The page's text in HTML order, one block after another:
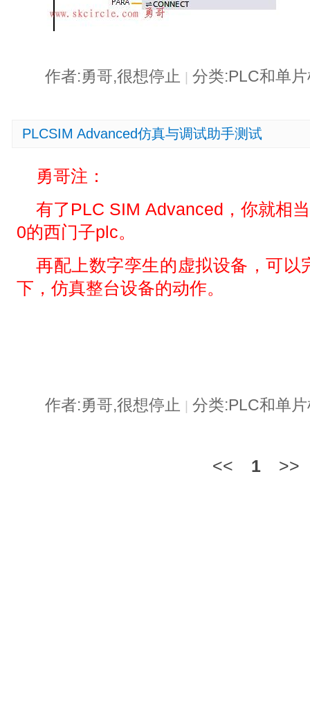
作者:勇哥,很想停止 | 分类:PLC和单
PLCSIM Advanced仿真与调试助手测试
勇哥注：
有了PLC SIM Advanced，你就相
0的西门子plc。
再配上数字孪生的虚拟设备，可以
下，仿真整台设备的动作。
作者:勇哥,很想停止 分类:PLC和单
<< 1 >>